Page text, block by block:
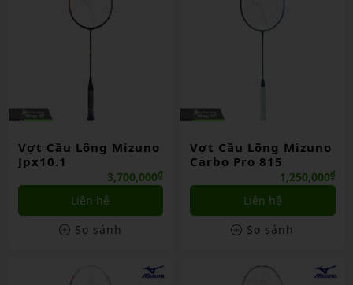
Vợt Cầu Lông Mizuno
Jpx10.1
3,700,000₫
Liên hệ
So sánh
Vợt Cầu Lông Mizuno
Carbo Pro 815
1,250,000₫
Liên hệ
So sánh